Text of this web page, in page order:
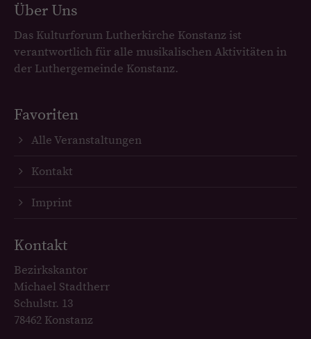
Über Uns
Das Kulturforum Lutherkirche Konstanz ist
verantwortlich für alle musikalischen Aktivitäten in
der Luthergemeinde Konstanz.
Favoriten
Alle Veranstaltungen
Kontakt
Imprint
Kontakt
Bezirkskantor
Michael Stadtherr
Schulstr. 13
78462 Konstanz